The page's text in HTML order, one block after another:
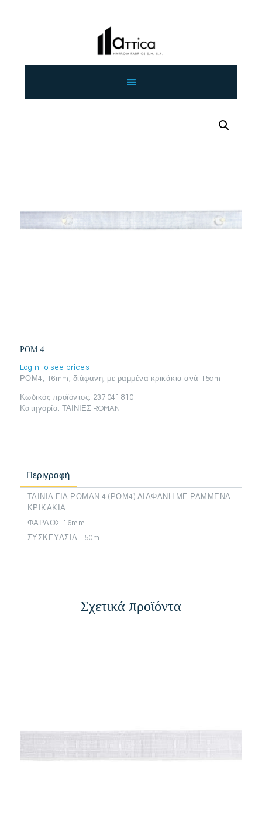
ΡΟΜ 4
Login to see prices
ΡΟΜ4, 16mm, διάφανη, με ραμμένα κρικάκια ανά 15cm
Κωδικός προϊόντος: 237 041 810
Κατηγορία:ΤΑΙΝΙΕΣ ROMAN
Περιγραφή
ΤΑΙΝΙΑ ΓΙΑ ΡΟΜΑΝ 4 (ΡΟΜ4) ΔΙΑΦΑΝΗ ΜΕ ΡΑΜΜΕΝΑ
ΚΡΙΚΑΚΙΑ
ΦΑΡΔΟΣ 16mm
ΣΥΣΚΕΥΑΣΙΑ 150m
Σχετικά προϊόντα